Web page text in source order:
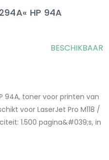
HP 94A
BESCHIKBAAR
94A, toner voor printen van
voor LaserJet Pro M118 /
1.500 pagina&#039;s, in